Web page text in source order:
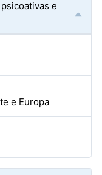
e
e Europa